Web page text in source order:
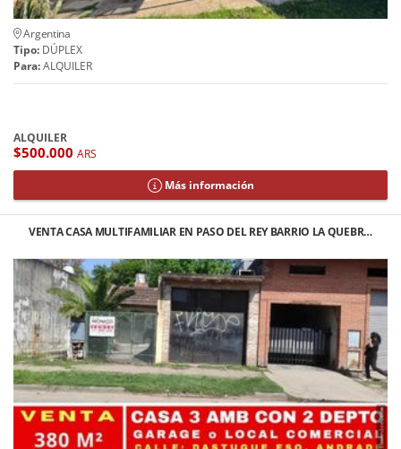
Argentina
Tipo: DÚPLEX
Para:ALQUILER
ALQUILER
$500.000 ARS
Más información
VENTA CASA MULTIFAMILIAR EN PASO DEL REY BARRIO LA QUEBR…